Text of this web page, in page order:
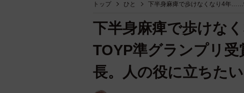
トップ ひと 下半身麻痺で歩けなくなり4年
下半身麻痺で歩けな
TOYP準グランプリ
長。人の役に立ちたい